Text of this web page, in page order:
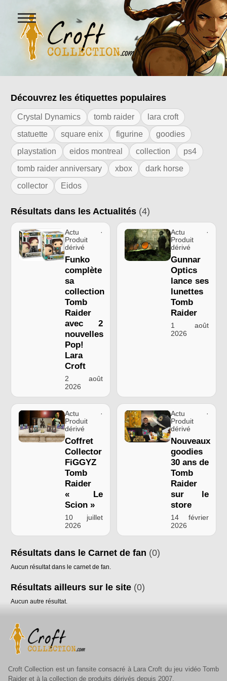
Figurines Lara Croft et
Ouvrir
le
menu
Résultats de l'étiquette "30 ans Tomb
Découvrez les étiquettes populaires
Crystal Dynamics tomb raider
lara croft
statuette
square enix figurine
goodies
playstation
eidos montreal collection
ps4
tomb raider anniversary
xbox
dark horse
collector
Eidos
Résultats dans les Actualités (4)
Actu ·
Produit
dérivé
Funko
complète
sa
collection
Tomb
Raider
avec 2
nouvelles
Pop!
Lara
Croft
2 août
2026
Actu ·
Produit
dérivé
Gunnar
Optics
lance ses
lunettes
Tomb
Raider
1 août
2026
Actu ·
Produit
dérivé
Coffret
Collector
FiGGYZ
Tomb
Raider
« Le
Scion »
10 juillet
2026
Actu ·
Produit
dérivé
Nouveaux
goodies
30 ans de
Tomb
Raider
sur le
store
14 février
2026
Résultats dans le Carnet de fan (0)
Aucun résultat dans le carnet de fan.
Résultats ailleurs sur le site (0)
Aucun autre résultat.
Croft Collection est un fansite consacré à Lara Croft du jeu vidéo Tomb
Raider et à la collection de produits dérivés depuis 2007.